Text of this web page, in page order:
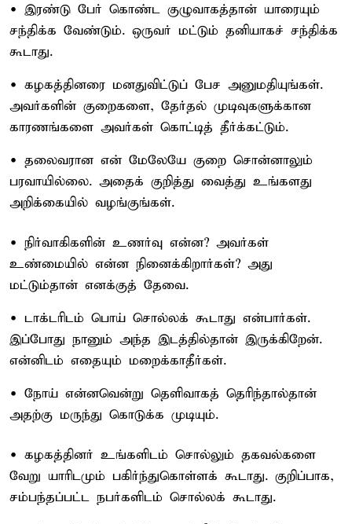
• இரண்டு பேர் கொண்ட குழுவாகத்தான் யாரையும்
சந்திக்க வேண்டும். ஒருவர் மட்டும் தனியாகச் சந்திக்க
கூடாது.
• கழகத்தினரை மனதுவிட்டுப் பேச அனுமதியுங்கள்.
அவர்களின் குறைகளை, தேர்தல் முடிவுகளுக்கான
காரணங்களை அவர்கள் கொட்டித் தீர்க்கட்டும்.
• தலைவரான என் மேலேயே குறை சொன்னாலும்
பரவாயில்லை. அதைக் குறித்து வைத்து உங்களது
அறிக்கையில் வழங்குங்கள்.
• நிர்வாகிகளின் உணர்வு என்ன? அவர்கள்
உண்மையில் என்ன நினைக்கிறார்கள்? அது
மட்டும்தான் எனக்குத் தேவை.
• டாக்டரிடம் பொய் சொல்லக் கூடாது என்பார்கள்.
இப்போது நானும் அந்த இடத்தில்தான் இருக்கிறேன்.
என்னிடம் எதையும் மறைக்காதீர்கள்.
• நோய் என்னவென்று தெளிவாகத் தெரிந்தால்தான்
அதற்கு மருந்து கொடுக்க முடியும்.
• கழகத்தினர் உங்களிடம் சொல்லும் தகவல்களை
வேறு யாரிடமும் பகிர்ந்துகொள்ளக் கூடாது. குறிப்பாக,
சம்பந்தப்பட்ட நபர்களிடம் சொல்லக் கூடாது.